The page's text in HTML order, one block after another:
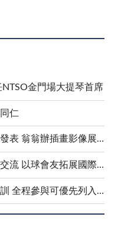
金門場大提琴首席
仁
過於寂靜的海岸新書發表 翁翁辦插畫影像展和茶會
湖小足球隊赴馬跨海交流 以球會友拓展國際視野
海洋保育師資增能培訓 全程參與可優先列入到校宣導講師